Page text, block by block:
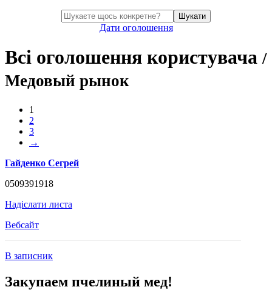
Шукати
Дати оголошення
Всі оголошення користувача/
Медовый рынок
1
2
3
→
Гайденко Сегрей
0509391918
Надіслати листа
Вебсайт
В записник
Закупаем пчелиный мед!